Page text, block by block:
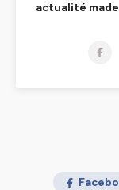
actualité